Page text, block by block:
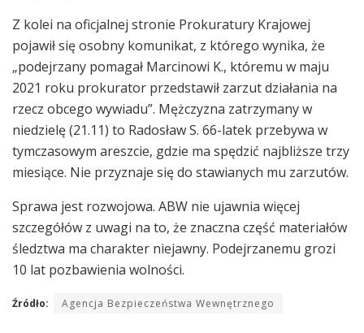
Z kolei na oficjalnej stronie Prokuratury Krajowej
pojawił się osobny komunikat, z którego wynika, że
„podejrzany pomagał Marcinowi K., któremu w maju
2021 roku prokurator przedstawił zarzut działania na
rzecz obcego wywiadu”. Mężczyzna zatrzymany w
niedzielę (21.11) to Radosław S. 66-latek przebywa w
tymczasowym areszcie, gdzie ma spędzić najbliższe trzy
miesiące. Nie przyznaje się do stawianych mu zarzutów.
Sprawa jest rozwojowa. ABW nie ujawnia więcej
szczegółów z uwagi na to, że znaczna część materiałów
śledztwa ma charakter niejawny. Podejrzanemu grozi
10 lat pozbawienia wolności.
Źródło: Agencja Bezpieczeństwa Wewnętrznego